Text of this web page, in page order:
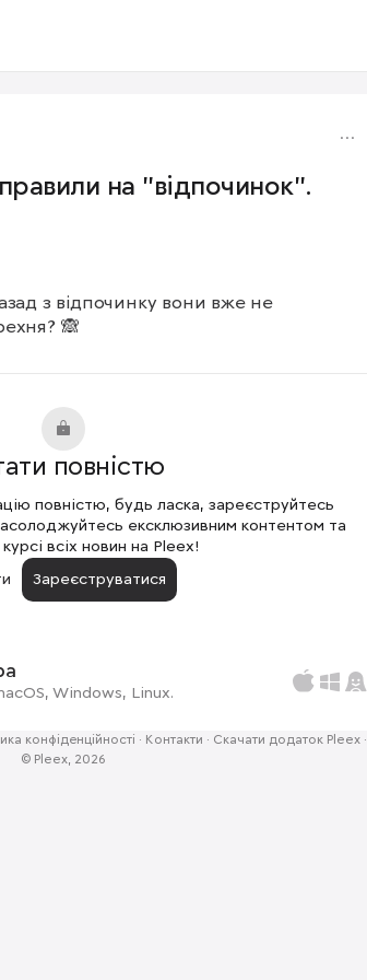
на "відпочинок".
з відпочинку вони вже не
🙈
повністю
повністю, будь ласка, зареєструйтесь
ексклюзивним контентом та
всіх новин на Pleex!
Зареєструватися
Windows, Linux.
конфіденційності · Контакти · Скачати додаток Pleex·
© Pleex, 2026